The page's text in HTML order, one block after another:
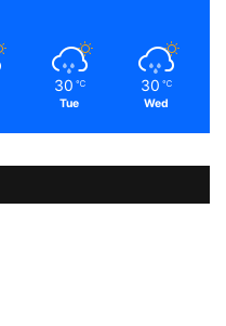
30 ℃
Tue
30 ℃
Wed